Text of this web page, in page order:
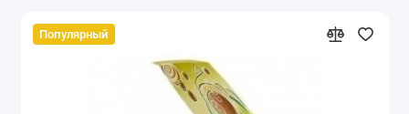
Популярный